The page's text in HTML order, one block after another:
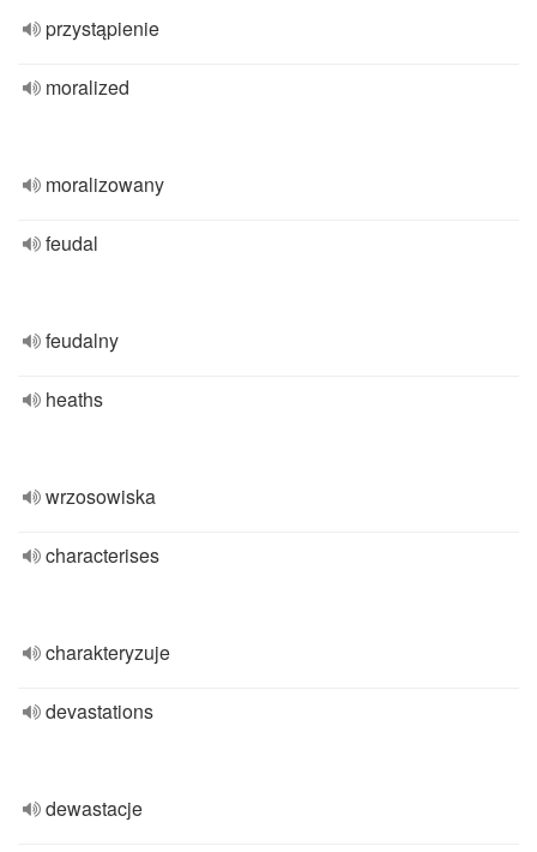
przystąpienie
moralized
moralizowany
feudal
feudalny
heaths
wrzosowiska
characterises
charakteryzuje
devastations
dewastacje